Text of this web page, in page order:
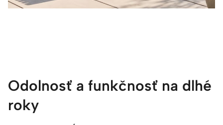
Odolnosť a funkčnosť na dlhé
roky